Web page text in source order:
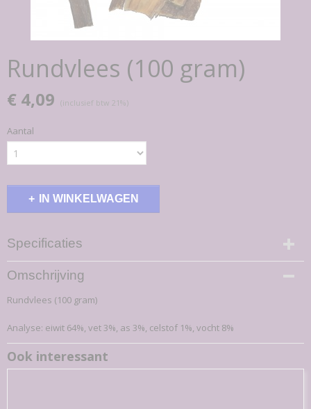
Rundvlees (100 gram)
€ 4,09 (inclusief btw 21%)
Aantal
IN WINKELWAGEN
Specificaties
Productcode
50-K
EAN code
Productcode leverancier
50-K
Bruto gewicht
Omschrijving
Rundvlees (100 gram)
Analyse: eiwit 64%, vet 3%, as 3%, celstof 1%, vocht 8%
Ook interessant